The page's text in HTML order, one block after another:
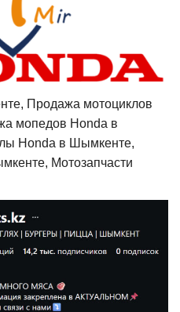
Продажа мотоциклов
мопедов Honda в
Honda в Шымкенте,
Мотозапчасти